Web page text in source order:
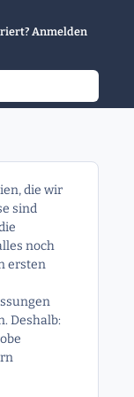
Anmelden
die wir
sind
noch
ersten
Deshalb: